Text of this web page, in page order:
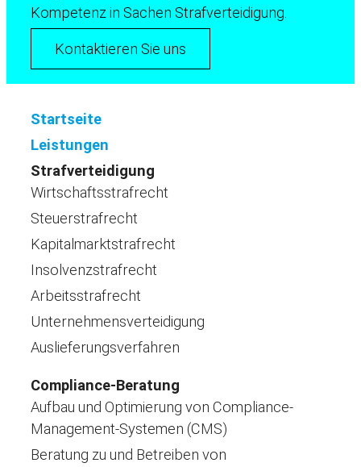
Kompetenz in Sachen Strafverteidigung.
Kontaktieren Sie uns
Startseite
Leistungen
Strafverteidigung
Wirtschaftsstrafrecht
Steuerstrafrecht
Kapitalmarktstrafrecht
Insolvenzstrafrecht
Arbeitsstrafrecht
Unternehmensverteidigung
Auslieferungsverfahren
Compliance-Beratung
Aufbau und Optimierung von Compliance-
Management-Systemen (CMS)
Beratung zu und Betreiben von